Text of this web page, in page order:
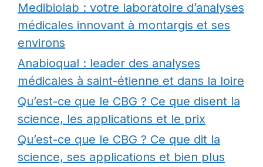
Medibiolab : votre laboratoire d’analyses
médicales innovant à montargis et ses
environs
Anabioqual : leader des analyses
médicales à saint-étienne et dans la loire
Qu’est-ce que le CBG ? Ce que disent la
science, les applications et le prix
Qu’est-ce que le CBG ? Ce que dit la
science, ses applications et bien plus